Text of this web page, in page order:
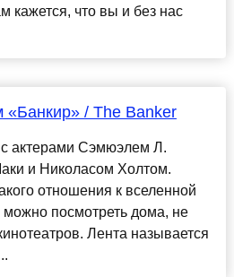
кажется, что вы и без нас
/ The Banker
актерами Сэмюэлем Л.
и Николасом Холтом.
отношения к вселенной
можно посмотреть дома, не
Лента называется